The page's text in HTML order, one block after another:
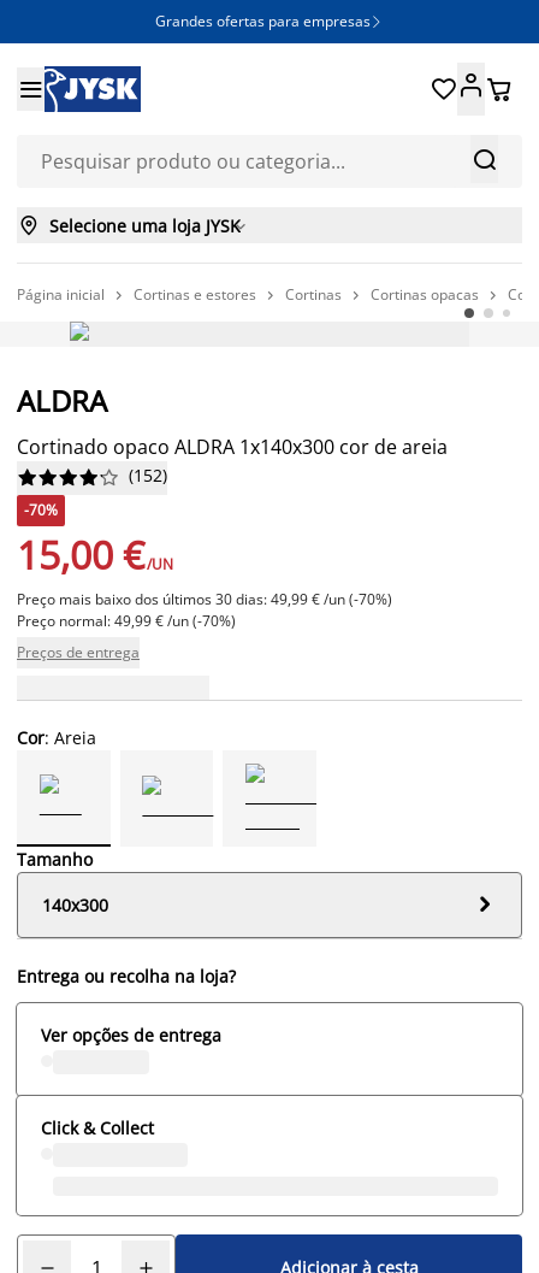
Grandes ofertas para empresas 


 
 Selecione uma loja JYSK
Página inicial  Cortinas e estores  Cortinas  Cortinas opacas 
ALDRA
Cortinado opaco ALDRA 1x140x300 cor de areia





 (152)
-70%
15,00 €/UN
Preço mais baixo dos últimos 30 dias: 49,99 € /un (-70%)
Preço normal: 49,99 € /un (-70%)
Preços de entrega
Cor: Areia
Tamanho
140x300

Entrega ou recolha na loja?
Ver opções de entrega
Click & Collect
Adicionar à cesta